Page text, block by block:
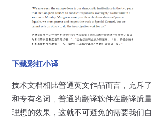
下载彩虹小译
技术文档相比普通英文作品而言，充斥
和专有名词，普通的翻译软件在翻译质
理想的效果，这就不可避免的需要我们